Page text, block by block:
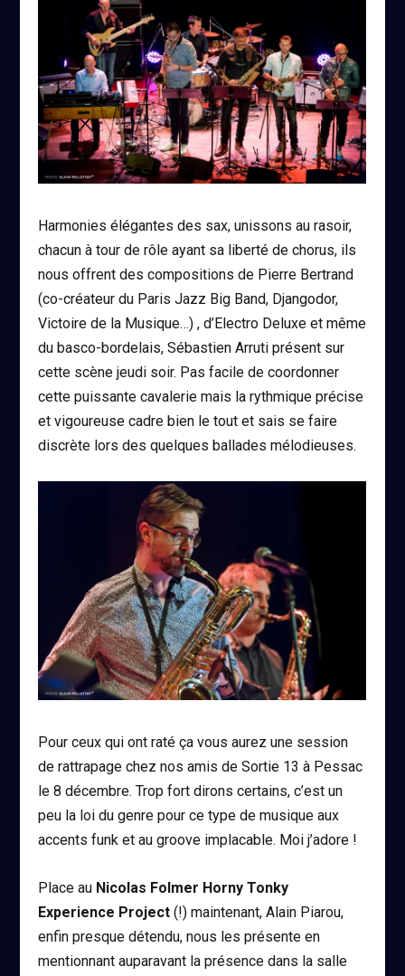
Harmonies élégantes des sax, unissons au rasoir,
chacun à tour de rôle ayant sa liberté de chorus, ils
nous offrent des compositions de Pierre Bertrand
(co-créateur du Paris Jazz Big Band, Djangodor,
Victoire de la Musique…) , d’Electro Deluxe et même
du basco-bordelais, Sébastien Arruti présent sur
cette scène jeudi soir. Pas facile de coordonner
cette puissante cavalerie mais la rythmique précise
et vigoureuse cadre bien le tout et sais se faire
discrète lors des quelques ballades mélodieuses.
Pour ceux qui ont raté ça vous aurez une session
de rattrapage chez nos amis de Sortie 13 à Pessac
le 8 décembre. Trop fort dirons certains, c’est un
peu la loi du genre pour ce type de musique aux
accents funk et au groove implacable. Moi j’adore !
Place au Nicolas Folmer Horny Tonky
Experience Project (!) maintenant, Alain Piarou,
enfin presque détendu, nous les présente en
mentionnant auparavant la présence dans la salle